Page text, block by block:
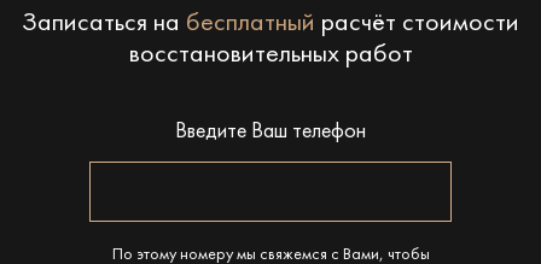
Записаться на бесплатный расчёт стоимости
восстановительных работ
Введите Ваш телефон
По этому номеру мы свяжемся с Вами, чтобы